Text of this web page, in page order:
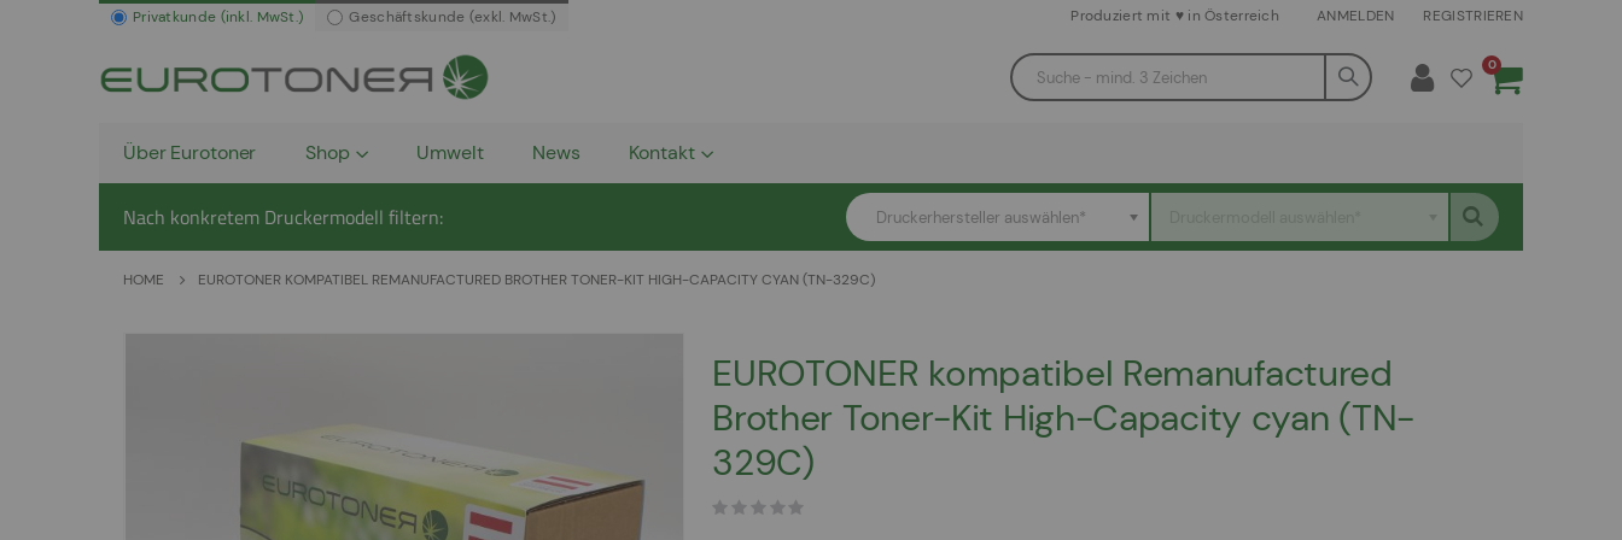
Privatkunde (inkl. MwSt.) Geschäftskunde (exkl. MwSt.) Produziert mit ♥ in Österreich ANMELDEN REGISTRIEREN
Warenkorb
0Artikel
Über Eurotoner Shop Umwelt News Kontakt
Nach konkretem Druckermodell filtern: Druckerhersteller auswählen*
HOME EUROTONER KOMPATIBEL REMANUFACTURED BROTHER TONER-KIT HIGH-CAPACITY CYAN (TN-329C)
EUROTONER kompatibel Remanufactured
Brother Toner-Kit High-Capacity cyan (TN-
329C)